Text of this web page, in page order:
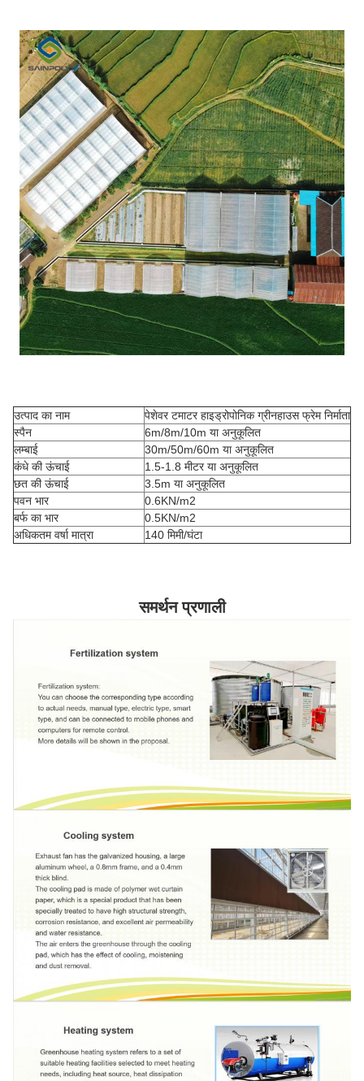
उत्पाद का नाम
पेशेवर टमाटर हाइड्रोपोनिक ग्रीनहाउस फ्रेम निर्माता
स्पैन
6m/8m/10m या अनुकूलित
लम्बाई
30m/50m/60m या अनुकूलित
कंधे की ऊंचाई
1.5-1.8 मीटर या अनुकूलित
छत की ऊंचाई
3.5m या अनुकूलित
पवन भार
0.6KN/m2
बर्फ का भार
0.5KN/m2
अधिकतम वर्षा मात्रा
140 मिमी/घंटा
समर्थन प्रणाली